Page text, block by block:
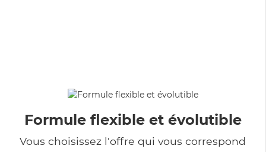
Formule flexible et évolutible
Vous choisissez l'offre qui vous correspond